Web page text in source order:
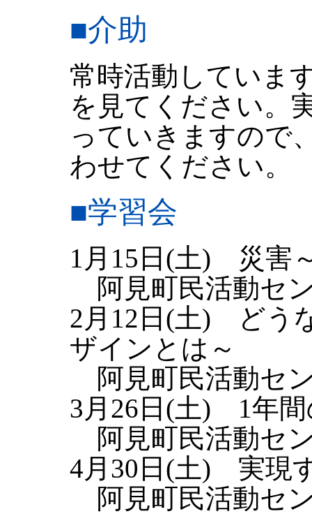
■介助
常時活動していま
を見てください。
っていきますので
わせてください。
■学習会
1月15日(土) 災害
阿見町民活動セ
2月12日(土) どう
ザインとは～
阿見町民活動セ
3月26日(土) 1年間
阿見町民活動セ
4月30日(土) 実現
阿見町民活動セ